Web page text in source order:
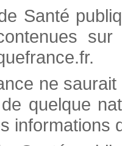
Santé
ne
quelque
informations